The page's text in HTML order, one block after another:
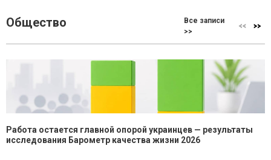
Общество
Все записи
>>
Работа остается главной опорой украинцев — результаты
исследования Барометр качества жизни 2026